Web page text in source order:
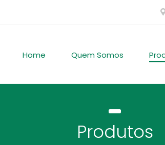
Home Quem Somos
Produtos